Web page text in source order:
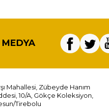
Mahallesi, Zübeyde Hanım
10/A, Gökçe Koleksiyon,
Tirebolu